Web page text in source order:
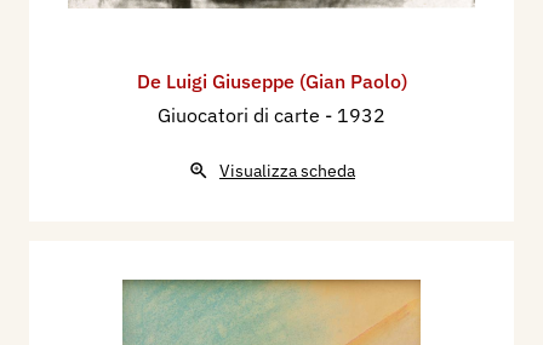
De Luigi Giuseppe (Gian Paolo)
Giuocatori di carte - 1932
Visualizza scheda